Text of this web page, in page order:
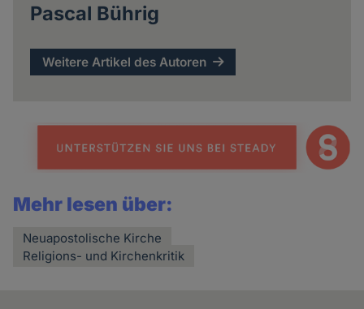
Pascal Bührig
Weitere Artikel des Autoren
Mehr lesen über:
Neuapostolische Kirche
Religions- und Kirchenkritik